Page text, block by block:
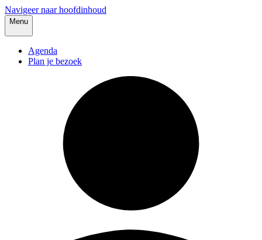
Navigeer naar hoofdinhoud
Menu
Agenda
Plan je bezoek